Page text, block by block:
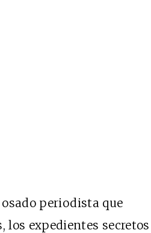
periodista que
los expedientes secretos